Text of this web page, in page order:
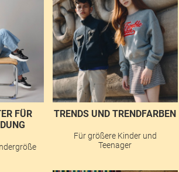
FÜR K
TRENDS UND TRENDFARBEN
Für größere Kinder und
Teenager